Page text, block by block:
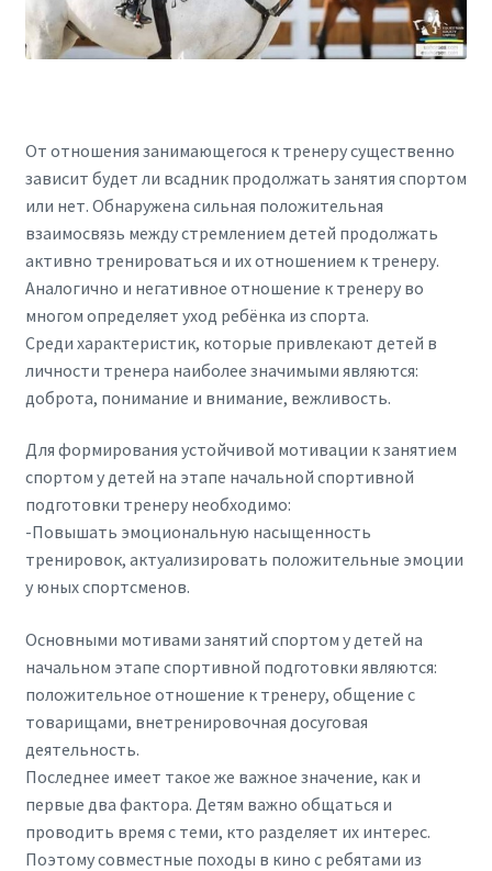
От отношения занимающегося к тренеру существенно
зависит будет ли всадник продолжать занятия спортом
или нет. Обнаружена сильная положительная
взаимосвязь между стремлением детей продолжать
активно тренироваться и их отношением к тренеру.
Аналогично и негативное отношение к тренеру во
многом определяет уход ребёнка из спорта.
Среди характеристик, которые привлекают детей в
личности тренера наиболее значимыми являются:
доброта, понимание и внимание, вежливость.
Для формирования устойчивой мотивации к занятием
спортом у детей на этапе начальной спортивной
подготовки тренеру необходимо:
-Повышать эмоциональную насыщенность
тренировок, актуализировать положительные эмоции
у юных спортсменов.
Основными мотивами занятий спортом у детей на
начальном этапе спортивной подготовки являются:
положительное отношение к тренеру, общение с
товарищами, внетренировочная досуговая
деятельность.
Последнее имеет такое же важное значение, как и
первые два фактора. Детям важно общаться и
проводить время с теми, кто разделяет их интерес.
Поэтому совместные походы в кино с ребятами из